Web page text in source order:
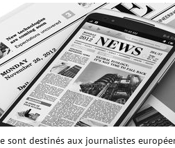
sont destinés aux journalistes